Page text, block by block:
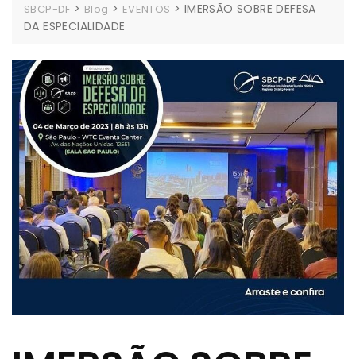
SBCP-DF > Blog > EVENTOS > IMERSÃO SOBRE DEFESA
DA ESPECIALIDADE